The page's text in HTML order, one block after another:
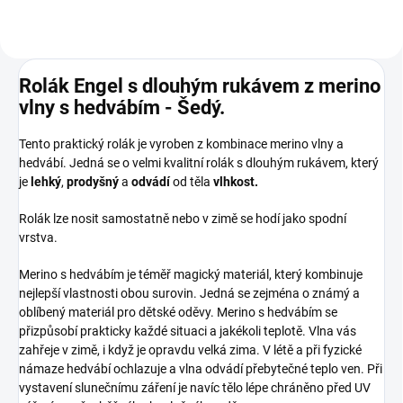
Rolák Engel s dlouhým rukávem z merino
vlny s hedvábím - Šedý.
Tento praktický rolák je vyroben z kombinace merino vlny a
hedvábí. Jedná se o velmi kvalitní rolák s dlouhým rukávem, který
je lehký, prodyšnýa odvádíod těla vlhkost.
Rolák lze nosit samostatně nebo v zimě se hodí jako spodní
vrstva.
Merino s hedvábím je téměř magický materiál, který kombinuje
nejlepší vlastnosti obou surovin. Jedná se zejména o známý a
oblíbený materiál pro dětské oděvy. Merino s hedvábím se
přizpůsobí prakticky každé situaci a jakékoli teplotě. Vlna vás
zahřeje v zimě, i když je opravdu velká zima. V létě a při fyzické
námaze hedvábí ochlazuje a vlna odvádí přebytečné teplo ven. Při
vystavení slunečnímu záření je navíc tělo lépe chráněno před UV